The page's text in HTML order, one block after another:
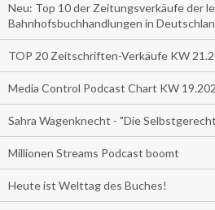
Neu: Top 10 der Zeitungsverkäufe der
Bahnhofsbuchhandlungen in
TOP 20 Zeitschriften-Verkäufe KW
Media Control Podcast Chart KW
Sahra Wagenknecht - "Die
Millionen Streams Podcast boomt
Heute ist Welttag des Buches!